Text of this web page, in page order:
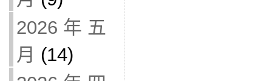
2026 年 五
月 (14)